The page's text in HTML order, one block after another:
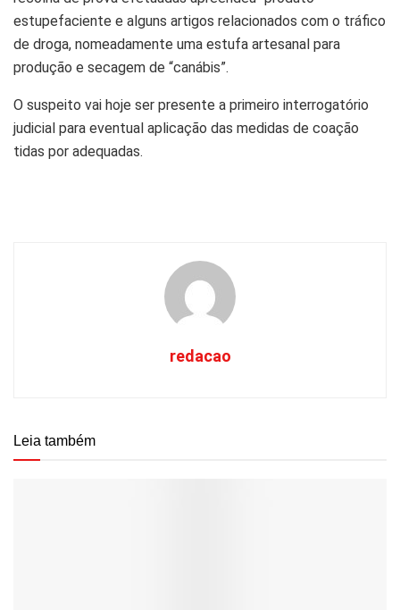
estupefaciente e alguns artigos relacionados com o tráfico
de droga, nomeadamente uma estufa artesanal para
produção e secagem de “canábis”.
O suspeito vai hoje ser presente a primeiro interrogatório
judicial para eventual aplicação das medidas de coação
tidas por adequadas.
redacao
Leia também